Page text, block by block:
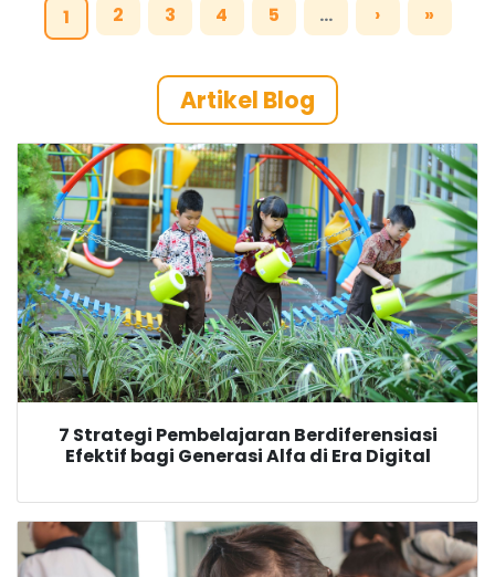
1 2 3 4 5 … › »
Artikel Blog
7 Strategi Pembelajaran Berdiferensiasi
Efektif bagi Generasi Alfa di Era Digital